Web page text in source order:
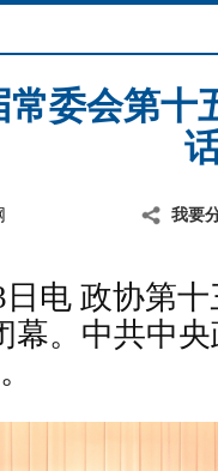
委会第十
我要
电 政协第
幕。中共中